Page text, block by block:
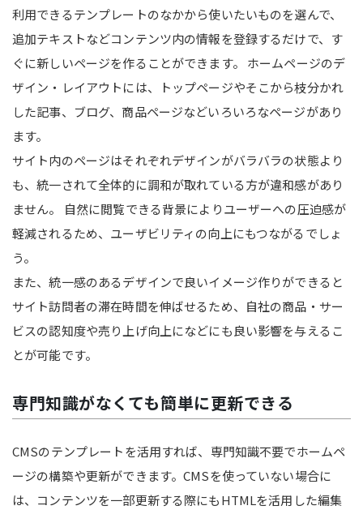
利用できるテンプレートのなかから使いたいものを選んで、
追加テキストなどコンテンツ内の情報を登録するだけで、す
ぐに新しいページを作ることができます。 ホームページのデ
ザイン・レイアウトには、トップページやそこから枝分かれ
した記事、ブログ、商品ページなどいろいろなページがあり
ます。
サイト内のページはそれぞれデザインがバラバラの状態より
も、統一されて全体的に調和が取れている方が違和感があり
ません。 自然に閲覧できる背景によりユーザーへの圧迫感が
軽減されるため、ユーザビリティの向上にもつながるでしょ
う。
また、統一感のあるデザインで良いイメージ作りができると
サイト訪問者の滞在時間を伸ばせるため、自社の商品・サー
ビスの認知度や売り上げ向上になどにも良い影響を与えるこ
とが可能です。
専門知識がなくても簡単に更新できる
CMSのテンプレートを活用すれば、専門知識不要でホームペ
ージの構築や更新ができます。CMSを使っていない場合に
は、コンテンツを一部更新する際にもHTMLを活用した編集